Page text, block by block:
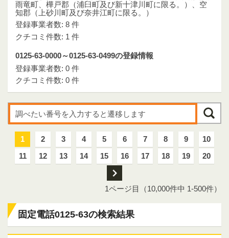
雨竜町、樺戸郡（浦臼町及び新十津川町に限る。）、空
知郡（上砂川町及び奈井江町に限る。）
登録事業者数: 8 件
クチコミ件数: 1 件
0125-63-0000～0125-63-0499の登録情報
登録事業者数: 0 件
クチコミ件数: 0 件
1 2 3 4 5 6 7 8 9
10
11
12 13 14 15 16 17 18 19
20
次
1ページ目（10,000件中 1-500件）
固定電話0125-63の検索結果